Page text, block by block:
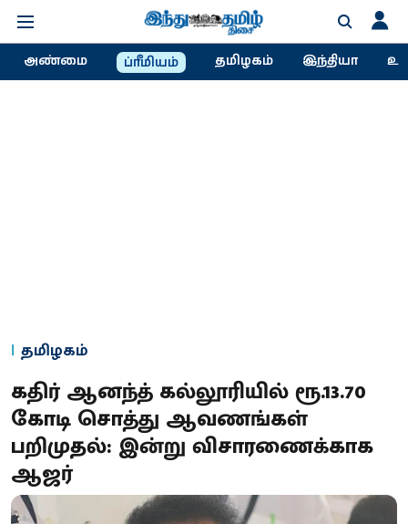
அண்மை ப்ரீமியம் தமிழகம் இந்தியா
தமிழகம்
கதிர் ஆனந்த் கல்லூரியில் ரூ.13.70
கோடி சொத்து ஆவணங்கள்
பறிமுதல்: இன்று விசாரணைக்காக
ஆஜர்